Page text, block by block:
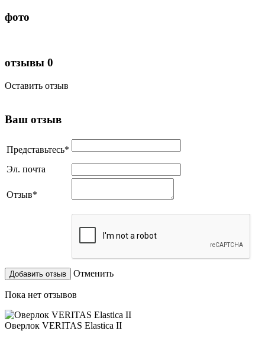
фото
отзывы 0
Оставить отзыв
Ваш отзыв
Представьтесь*
Эл. почта
Отзыв*
Отменить
Пока нет отзывов
Оверлок VERITAS Elastica II